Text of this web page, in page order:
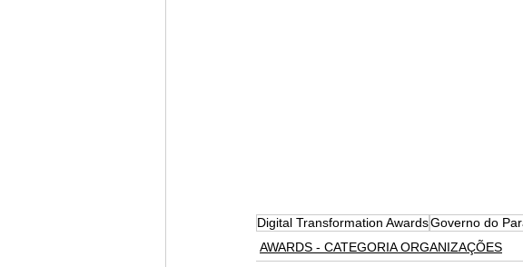
Digital Transformation AwardsGoverno do
AWARDS - CATEGORIA ORGANIZAÇÕES